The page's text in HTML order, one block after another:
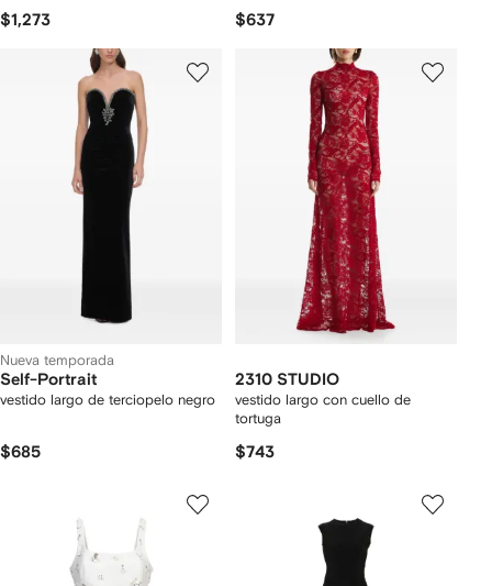
$1,273 $637
Nueva temporada
Self-Portrait
vestido largo de terciopelo negro
$685
2310 STUDIO
vestido largo con cuello de
tortuga
$743